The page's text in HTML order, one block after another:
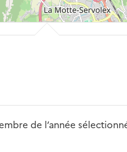
de l’année